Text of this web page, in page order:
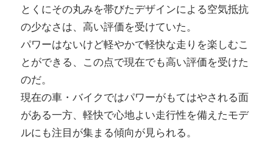
とくにその丸みを帯びたデザインによる空気抵抗
の少なさは、高い評価を受けていた。
パワーはないけど軽やかで軽快な走りを楽しむこ
とができる、この点で現在でも高い評価を受けた
のだ。
現在の車・バイクではパワーがもてはやされる面
がある一方、軽快で心地よい走行性を備えたモデ
ルにも注目が集まる傾向が見られる。